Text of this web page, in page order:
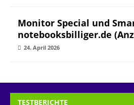
Monitor Special und
notebooksbilliger.de
24. April 2026
TESTBERICHTE